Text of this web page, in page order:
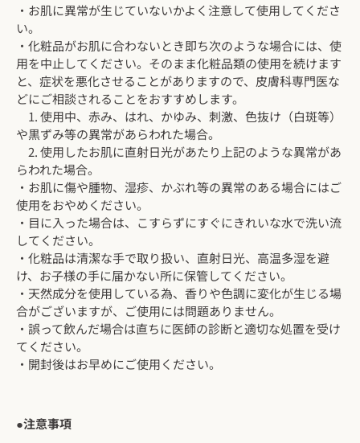
・お肌に異常が生じていないかよく注意して使用してくださ
い。
・化粧品がお肌に合わないとき即ち次のような場合には、使
用を中止してください。そのまま化粧品類の使用を続けます
と、症状を悪化させることがありますので、皮膚科専門医な
どにご相談されることをおすすめします。
1. 使用中、赤み、はれ、かゆみ、刺激、色抜け（白斑等）
や黒ずみ等の異常があらわれた場合。
2. 使用したお肌に直射日光があたり上記のような異常があ
らわれた場合。
・お肌に傷や腫物、湿疹、かぶれ等の異常のある場合にはご
使用をおやめください。
・目に入った場合は、こすらずにすぐにきれいな水で洗い流
してください。
・化粧品は清潔な手で取り扱い、直射日光、高温多湿を避
け、お子様の手に届かない所に保管してください。
・天然成分を使用している為、香りや色調に変化が生じる場
合がございますが、ご使用には問題ありません。
・誤って飲んだ場合は直ちに医師の診断と適切な処置を受け
てください。
・開封後はお早めにご使用ください。
●注意事項